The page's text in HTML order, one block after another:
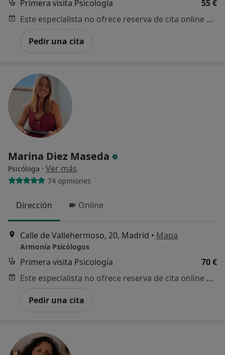
Primera visita Psicología
55 €
Este especialista no ofrece reserva de cita online en esta dirección.
Pedir una cita
Marina Diez Maseda
Psicóloga · Ver más
74 opiniones
Dirección Online
Calle de Vallehermoso, 20, Madrid • Mapa
Armonía Psicólogos
Primera visita Psicología
70 €
Este especialista no ofrece reserva de cita online en esta dirección.
Pedir una cita